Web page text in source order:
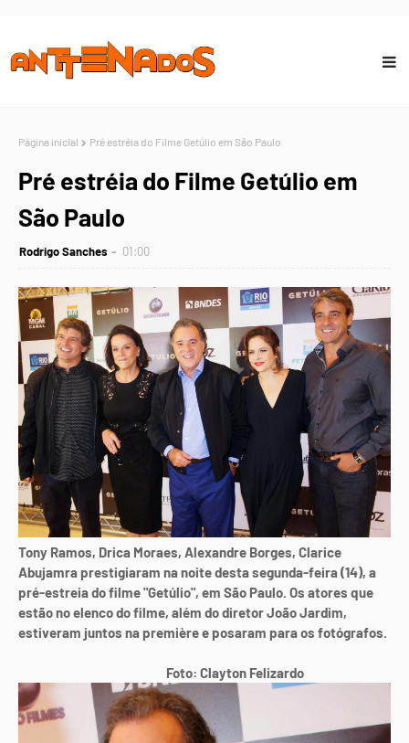
Página inicial Pré estréia do Filme Getúlio em São Paulo
Pré estréia do Filme Getúlio em
São Paulo
Rodrigo Sanches 01:00
Tony Ramos, Drica Moraes, Alexandre Borges, Clarice
Abujamra prestigiaram na noite desta segunda-feira (14), a
pré-estreia do filme "Getúlio", em São Paulo. Os atores que
estão no elenco do filme, além do diretor João Jardim,
estiveram juntos na première e posaram para os fotógrafos.
Foto: Clayton Felizardo